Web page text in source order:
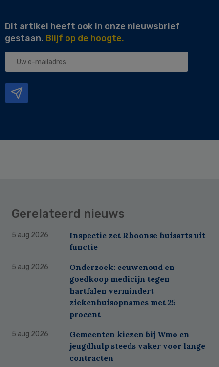
Dit artikel heeft ook in onze nieuwsbrief
gestaan. Blijf op de hoogte.
Uw
Gerelateerd nieuws
5 aug 2026
Inspectie zet Rhoonse huisarts uit
functie
5 aug 2026
Onderzoek: eeuwenoud en
goedkoop medicijn tegen
hartfalen vermindert
ziekenhuisopnames met 25
procent
5 aug 2026
Gemeenten kiezen bij Wmo en
jeugdhulp steeds vaker voor lange
contracten